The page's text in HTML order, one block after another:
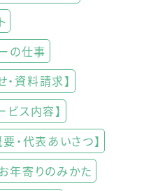
の仕事
・資料請求】
ビス内容】
・代表あいさつ】
年寄りのみかた